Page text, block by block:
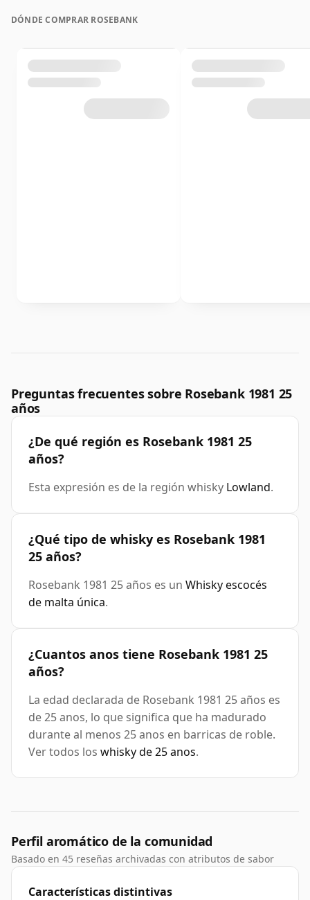
DÓNDE COMPRAR ROSEBANK
Preguntas frecuentes sobre Rosebank 1981 25
años
¿De qué región es Rosebank 1981 25
años?
Esta expresión es de la región whisky Lowland.
¿Qué tipo de whisky es Rosebank 1981
25 años?
Rosebank 1981 25 años es un Whisky escocés
de malta única.
¿Cuantos anos tiene Rosebank 1981 25
años?
La edad declarada de Rosebank 1981 25 años es
de 25 anos, lo que significa que ha madurado
durante al menos 25 anos en barricas de roble.
Ver todos los whisky de 25 anos.
Perfil aromático de la comunidad
Basado en 45 reseñas archivadas con atributos de sabor
Características distintivas